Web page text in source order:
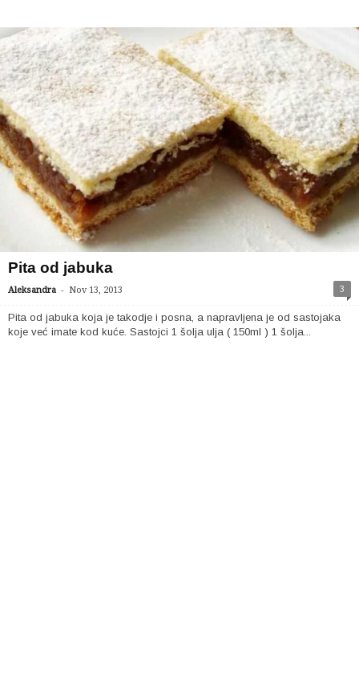
Pita od jabuka
Aleksandra - Nov 13, 2013 3
Pita od jabuka koja je takodje i posna, a napravljena je od sastojaka
koje već imate kod kuće. Sastojci 1 šolja ulja ( 150ml ) 1 šolja...